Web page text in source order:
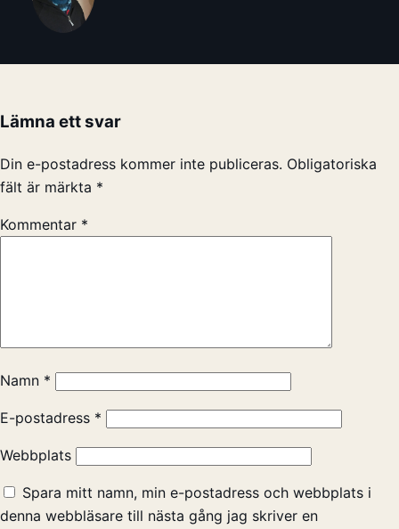
Lämna ett svar
Din e-postadress kommer inte publiceras. Obligatoriska
fält är märkta *
Kommentar *
Namn *
E-postadress *
Webbplats
Spara mitt namn, min e-postadress och webbplats i
denna webbläsare till nästa gång jag skriver en